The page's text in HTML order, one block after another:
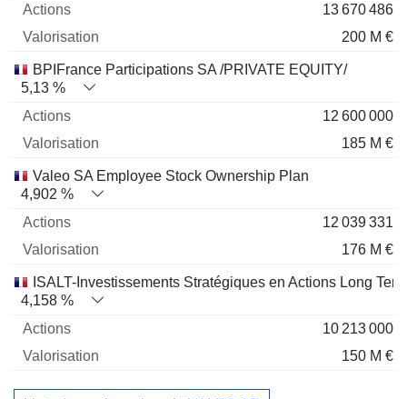
13 670 486
200 M €
BPIFrance Participations SA /PRIVATE EQUITY/
5,13 %
12 600 000
185 M €
Valeo SA Employee Stock Ownership Plan
4,902 %
12 039 331
176 M €
ISALT-Investissements Stratégiques en Actions Long
4,158 %
10 213 000
150 M €